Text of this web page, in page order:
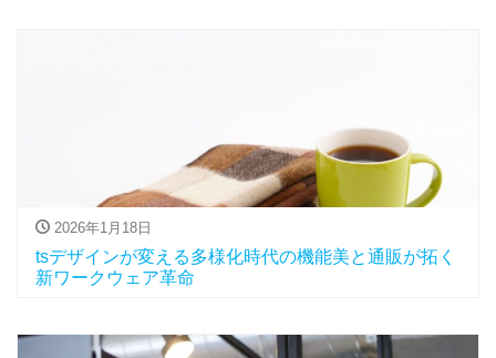
2026年1月18日
tsデザインが変える多様化時代の機能美と通販が拓く
新ワークウェア革命